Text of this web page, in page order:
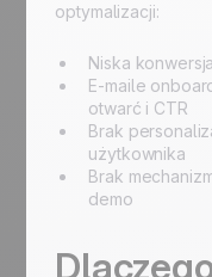
optymalizacji:
Niska
E-maile
otwarć i CTR
Brak
użytkownika
Brak
demo